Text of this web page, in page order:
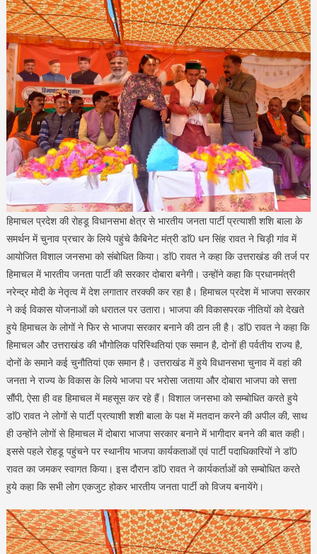
हिमाचल प्रदेश की रोहडू विधानसभा क्षेत्र से भारतीय जनता पार्टी प्रत्याशी शशि बाला के
समर्थन में चुनाव प्रचार के लिये पहुंचे कैबिनेट मंत्री डाॅ0 धन सिंह रावत ने चिड़ी गांव में
आयोजित विशाल जनसभा को संबोधित किया। डाॅ0 रावत ने कहा कि उत्तराखंड की तर्ज पर
हिमाचल में भारतीय जनता पार्टी की सरकार दोबारा बनेगी। उन्होंने कहा कि प्रधानमंत्री
नरेन्द्र मोदी के नेतृत्व में देश लगातार तरक्की कर रहा है। हिमाचल प्रदेश में भाजपा सरकार
ने कई विकास योजनाओं को धरातल पर उतारा। भाजपा की विकासपरक नीतियों को देखते
हुये हिमाचल के लोगों ने फिर से भाजपा सरकार बनाने की ठान ली है। डाॅ0 रावत ने कहा कि
हिमाचल और उत्तराखंड की भौगोलिक परिस्थितियां एक समान है, दोनों ही पर्वतीय राज्य है,
दोनों के समाने कई चुनौतियां एक समान है। उत्तराखंड में हुये विधानसभा चुनाव में वहां की
जनता ने राज्य के विकास के लिये भाजपा पर भरोसा जताया और दोबारा भाजपा को सत्ता
सौंपी, ऐसा ही वह हिमाचल में महसूस कर रहे हैं। विशाल जनसभा को सम्बोधित करते हुये
डाॅ0 रावत ने लोगों से पार्टी प्रत्याशी शशी बाला के पक्ष में मतदान करने की अपील की, साथ
ही उन्होंने लोगों से हिमाचल में दोबारा भाजपा सरकार बनाने में भागीदार बनने की बात कही।
इससे पहले रोहडू पहुंचने पर स्थानीय भाजपा कार्यकताओं एवं पार्टी पदाधिकारियों ने डाॅ0
रावत का जमकर स्वागत किया। इस दौरान डाॅ0 रावत ने कार्यकर्ताओं को सम्बोधित करते
हुये कहा कि सभी लोग एकजुट होकर भारतीय जनता पार्टी को विजय बनायेंगे।